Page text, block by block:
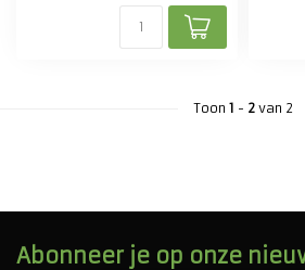
Toon 1 - 2van 2
Abonneer je op onze